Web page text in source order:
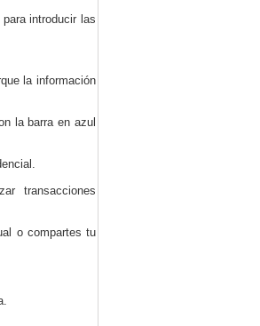
introducir las
la información
la barra en azul
transacciones
o compartes tu